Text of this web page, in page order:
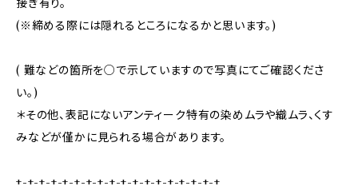
接ぎ有り。
(※締める際には隠れるところになるかと思います。)
( 難などの箇所を○で示していますので写真にてご確認くださ
い。)
＊その他、表記にないアンティーク特有の染めムラや織ムラ、くす
みなどが僅かに見られる場合があります。
+-+-+-+-+-+-+-+-+-+-+-+-+-+-+-+-+-+